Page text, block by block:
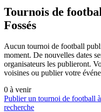
Tournois de
Fossés
Aucun tournoi de football
moment. De nouvelles dates
organisateurs les publieront.
voisines ou publier votre
0 à venir
Publier un tournoi de football
recherche